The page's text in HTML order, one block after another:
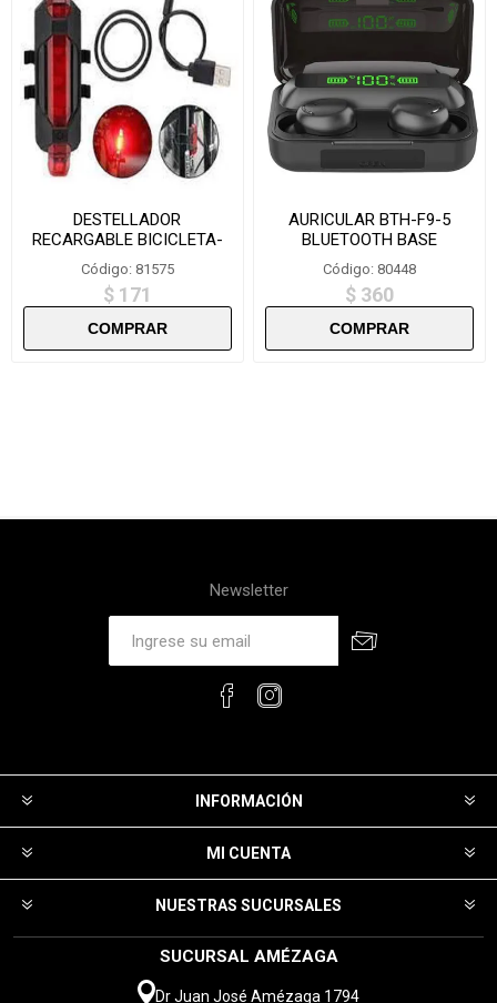
DESTELLADOR
RECARGABLE BICICLETA-
BS216
Código: 81575
$ 171
AURICULAR BTH-F9-5
BLUETOOTH BASE
CARGADORA
Código: 80448
$ 360
Newsletter
INFORMACIÓN
MI CUENTA
NUESTRAS SUCURSALES
SUCURSAL AMÉZAGA
Dr Juan José Amézaga 1794